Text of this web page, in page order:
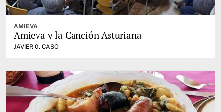
AMIEVA
Amieva y la Canción Asturiana
JAVIER G. CASO